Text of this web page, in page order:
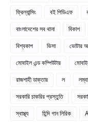
ফ্রিল্যান্সিং
বই পিডিএফ
বাংলাদেশের সব থানা
বিকাশ
বিশ্বকাপ
ভিসা ভোটার
মোবাইল এন্ড কম্পিউটার
রাজশাহী ডাক্তার
ল
সরকারি চাকরির প্রস্তুতি
স্বাস্থ্য
হিন্দি গান লিরিক